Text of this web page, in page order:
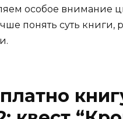
особое внимание
понять суть книги,